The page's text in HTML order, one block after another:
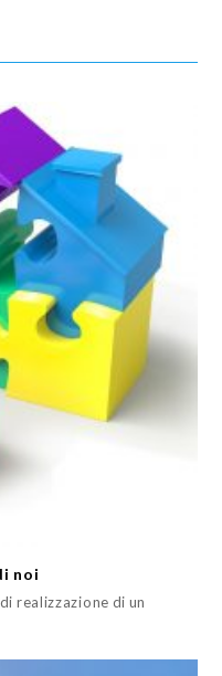
noi
realizzazione di un